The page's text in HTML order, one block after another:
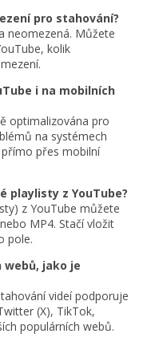
pro stahování?
neomezená. Můžete
kolik
i na mobilních
optimalizována pro
na systémech
přes mobilní
playlisty z YouTube?
z YouTube můžete
MP4. Stačí vložit
pole.
webů, jako je
videí podporuje
(X), TikTok,
populárních webů.